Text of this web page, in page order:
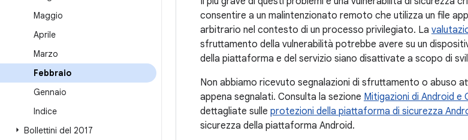
Maggio
Aprile
Marzo
Febbraio
Gennaio
Indice
Bollettini del 2017
consentire a un malintenzionato remoto che utilizza un file
arbitrario nel contesto di un processo privilegiato. La
sfruttamento della vulnerabilità potrebbe avere su un
della piattaforma e del servizio siano disattivate a scopo di
Non abbiamo ricevuto segnalazioni di sfruttamento o abuso
appena segnalati. Consulta la sezione Mitigazioni di Android
dettagliate sulle protezioni della piattaforma di sicurezza
sicurezza della piattaforma Android.